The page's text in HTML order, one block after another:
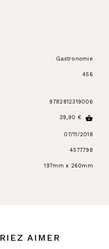
Gastronomie
456
9782812319006
39,90 € shopping_basket
07/11/2018
4577798
197mm x 260mm
AIMER